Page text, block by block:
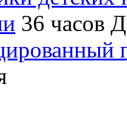
36 часов